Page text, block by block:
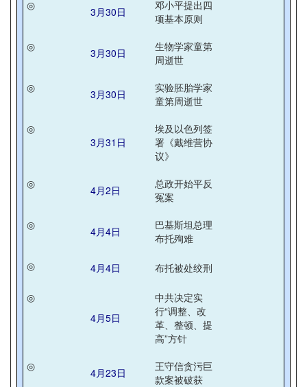
◎ 3月30日
邓小平提出四
项基本原则
◎
3月30日
生物学家童第
周逝世
◎
3月30日
实验胚胎学家
童第周逝世
◎
3月31日
埃及以色列签
署《戴维营协
议》
◎
4月2日
总政开始平反
冤案
◎
4月4日
巴基斯坦总理
布托殉难
◎
4月4日 布托被处绞刑
◎
4月5日
中共决定实
行“调整、改
革、整顿、提
高”方针
◎
4月23日
王守信贪污巨
款案被破获